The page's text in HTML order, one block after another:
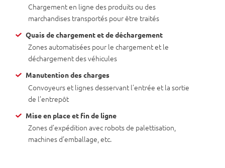
Chargement en ligne des produits ou des
marchandises transportés pour être traités
Quais de chargement et de déchargement
Zones automatisées pour le chargement et le
déchargement des véhicules
Manutention des charges
Convoyeurs et lignes desservant l’entrée et la sortie
de l’entrepôt
Mise en place et fin de ligne
Zones d’expédition avec robots de palettisation,
machines d’emballage, etc.